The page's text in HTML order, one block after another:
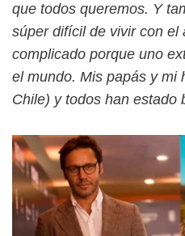
que todos queremos. Y
súper difícil de vivir con el
complicado porque uno
el mundo. Mis papás y mi
Chile) y todos han estado